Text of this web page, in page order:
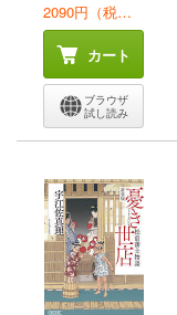
2090円（税込）
カート
ブラウザ
試し読み